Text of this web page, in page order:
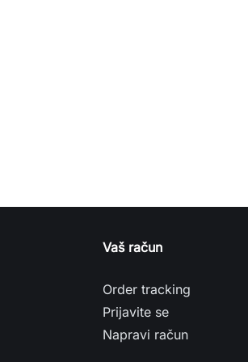
Vaš račun
Order tracking
Prijavite se
Napravi račun